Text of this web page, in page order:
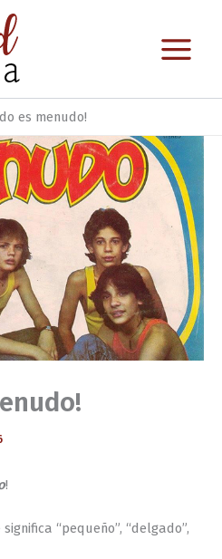
es menudo!
!
“pequeño”, “delgado”,